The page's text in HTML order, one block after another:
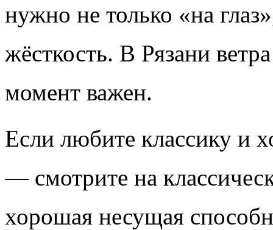
нужно не только «на
жёсткость. В Рязани
момент важен.
Если любите классику и
— смотрите на
хорошая несущая